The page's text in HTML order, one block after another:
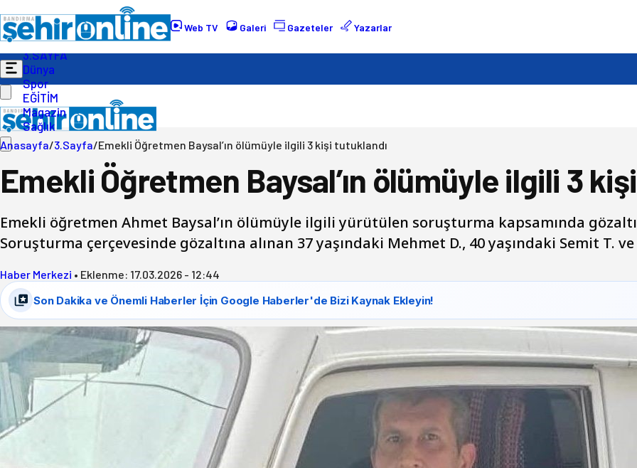
Web TV Galeri Gazeteler Yazarlar
Gündem
Ekonomi
Politika
3.SAYFA
Dünya
Spor
EĞİTİM
Magazin
Sağlık
Anasayfa/3.Sayfa/Emekli Öğretmen Baysal’ın ölümüyle ilgili 3 kişi tutuklandı
Emekli Öğretmen Baysal’ın ölümüyle ilgili 3
Emekli öğretmen Ahmet Baysal’ın ölümüyle ilgili yürütülen soruşturma kapsamında
Soruşturma çerçevesinde gözaltına alınan 37 yaşındaki Mehmet D., 40 yaşındaki Semit T.
Haber Merkezi • Eklenme: 17.03.2026 - 12:44
Son Dakika ve Önemli Haberler İçin Google Haberler'de Bizi Kaynak Ekleyin!